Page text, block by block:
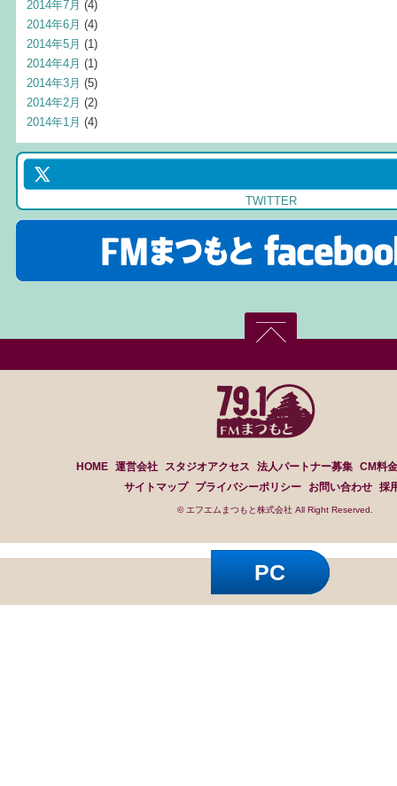
2014年7月 (4)
2014年6月 (4)
2014年5月 (1)
2014年4月 (1)
2014年3月 (5)
2014年2月 (2)
2014年1月 (4)
TWITTER
HOME 運営会社 スタジオアクセス 法人パートナー募集 CM料
サイトマップ
プライバシーポリシー お問い合わせ 採
© エフエムまつもと株式会社 All Right Reserved.
PC